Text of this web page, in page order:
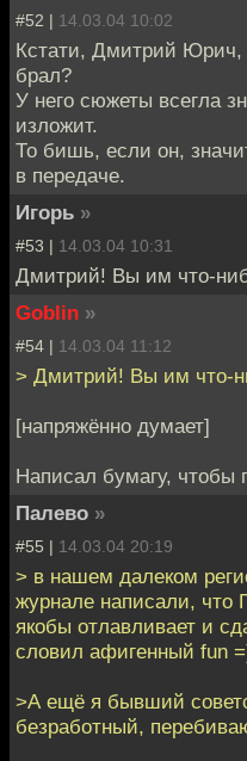
#52 | 14.03.04 10:02
Кстати, Дмитрий
брал?
У него сюжеты всегла
изложит.
То бишь, если он,
в передаче.
Игорь »
#53 | 14.03.04 10:31
Дмитрий! Вы им что-
Goblin »
#54 | 14.03.04 11:12
> Дмитрий! Вы им что-
[напряжённо думает]
Написал бумагу,
Палево »
#55 | 14.03.04 20:19
> в нашем далеком
журнале написали, что
якобы отлавливает и
словил афигенный fun
>А ещё я бывший
безработный,